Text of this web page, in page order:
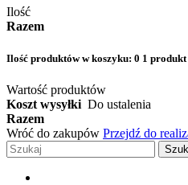
Ilość
Razem
Ilość produktów w koszyku: 0 1
Wartość produktów
Koszt wysyłki Do ustalenia
Razem
Wróć do zakupów Przejdź do